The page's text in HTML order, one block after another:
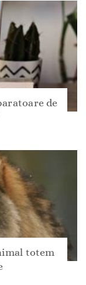
de
totem